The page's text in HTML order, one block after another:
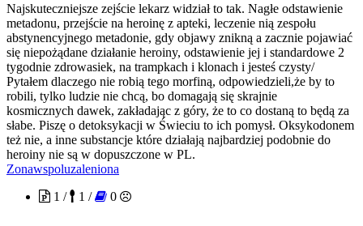
Najskuteczniejsze zejście lekarz widział to tak. Nagłe odstawienie
metadonu, przejście na heroinę z apteki, leczenie nią zespołu
abstynencyjnego metadonie, gdy objawy znikną a zacznie pojawiać
się niepożądane działanie heroiny, odstawienie jej i standardowe 2
tygodnie zdrowasiek, na trampkach i klonach i jesteś czysty/
Pytałem dlaczego nie robią tego morfiną, odpowiedzieli,że by to
robili, tylko ludzie nie chcą, bo domagają się skrajnie
kosmicznych dawek, zakładając z góry, że to co dostaną to będą za
słabe. Piszę o detoksykacji w Świeciu to ich pomysł. Oksykodonem
też nie, a inne substancje które działają najbardziej podobnie do
heroiny nie są w dopuszczone w PL.
Zonawspoluzaleniona
1 /
1 / 0